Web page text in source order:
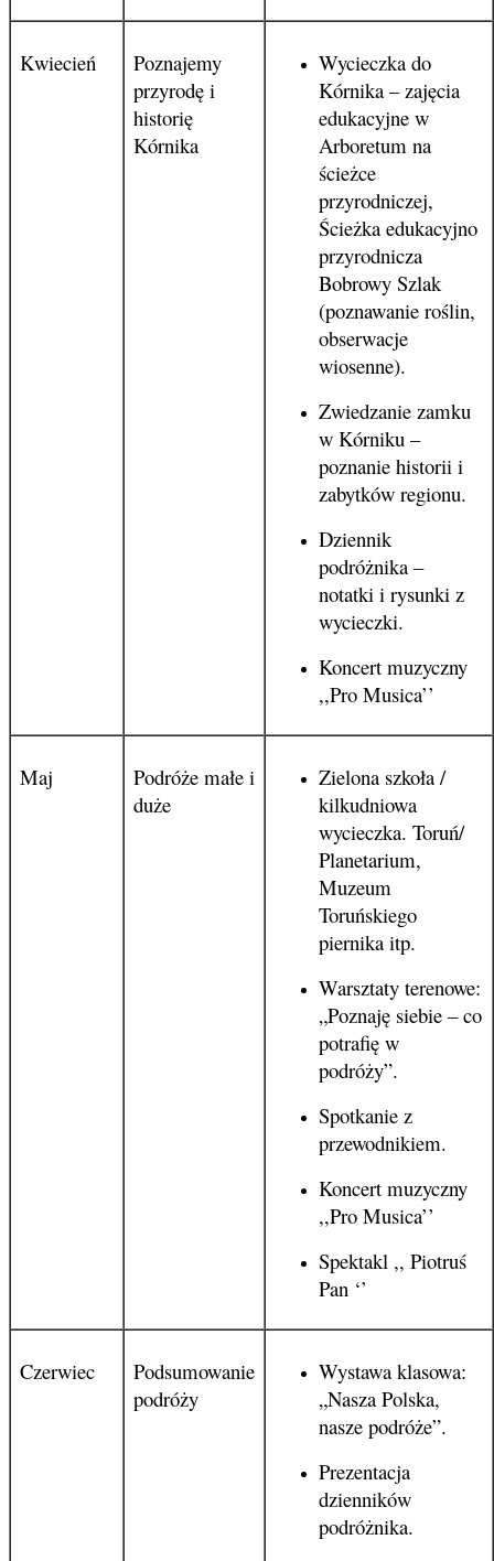
Kwiecień
Poznajemy
przyrodę i
historię
Kórnika
Wycieczka do
Kórnika – zajęcia
edukacyjne w
Arboretum na
ścieżce
przyrodniczej,
Ścieżka edukacyjno
przyrodnicza
Bobrowy Szlak
(poznawanie roślin,
obserwacje
wiosenne).
Zwiedzanie zamku
w Kórniku –
poznanie historii i
zabytków regionu.
Dziennik
podróżnika –
notatki i rysunki z
wycieczki.
Koncert muzyczny
,,Pro Musica’’
Maj
Podróże małe i
duże
Zielona szkoła /
kilkudniowa
wycieczka. Toruń/
Planetarium,
Muzeum
Toruńskiego
piernika itp.
Warsztaty terenowe:
„Poznaję siebie – co
potrafię w
podróży”.
Spotkanie z
przewodnikiem.
Koncert muzyczny
,,Pro Musica’’
Spektakl ,, Piotruś
Pan ‘’
Czerwiec
Podsumowanie
podróży
Wystawa klasowa:
„Nasza Polska,
nasze podróże”.
Prezentacja
dzienników
podróżnika.